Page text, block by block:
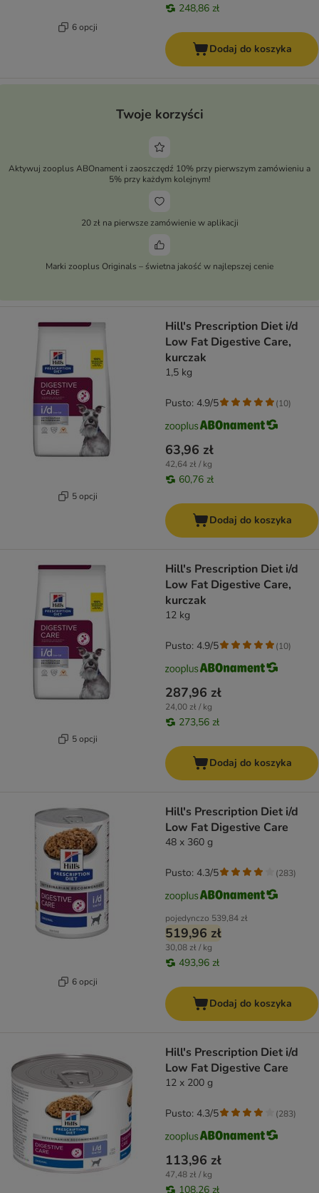
6 opcji
248,86 zł
Dodaj do koszyka
Twoje korzyści
Aktywuj zooplus ABOnament i zaoszczędź 10% przy pierwszym zamówieniu a
5% przy każdym kolejnym!
20 zł na pierwsze zamówienie w aplikacji
Marki zooplus Originals – świetna jakość w najlepszej cenie
5 opcji
Hill's Prescription Diet i/d
Low Fat Digestive Care,
kurczak
1,5 kg
63,96 zł
42,64 zł / kg
60,76 zł
Pusto: 4.9/5 (10)
Dodaj do koszyka
5 opcji
Hill's Prescription Diet i/d
Low Fat Digestive Care,
kurczak
12 kg
287,96 zł
24,00 zł / kg
273,56 zł
Pusto: 4.9/5 (10)
Dodaj do koszyka
6 opcji
Hill's Prescription Diet i/d
Low Fat Digestive Care
48 x 360 g
pojedynczo 539,84 zł
519,96 zł
30,08 zł / kg
493,96 zł
Pusto: 4.3/5 (283)
Dodaj do koszyka
Hill's Prescription Diet i/d
Low Fat Digestive Care
12 x 200 g
113,96 zł
47,48 zł / kg
108,26 zł
Pusto: 4.3/5 (283)